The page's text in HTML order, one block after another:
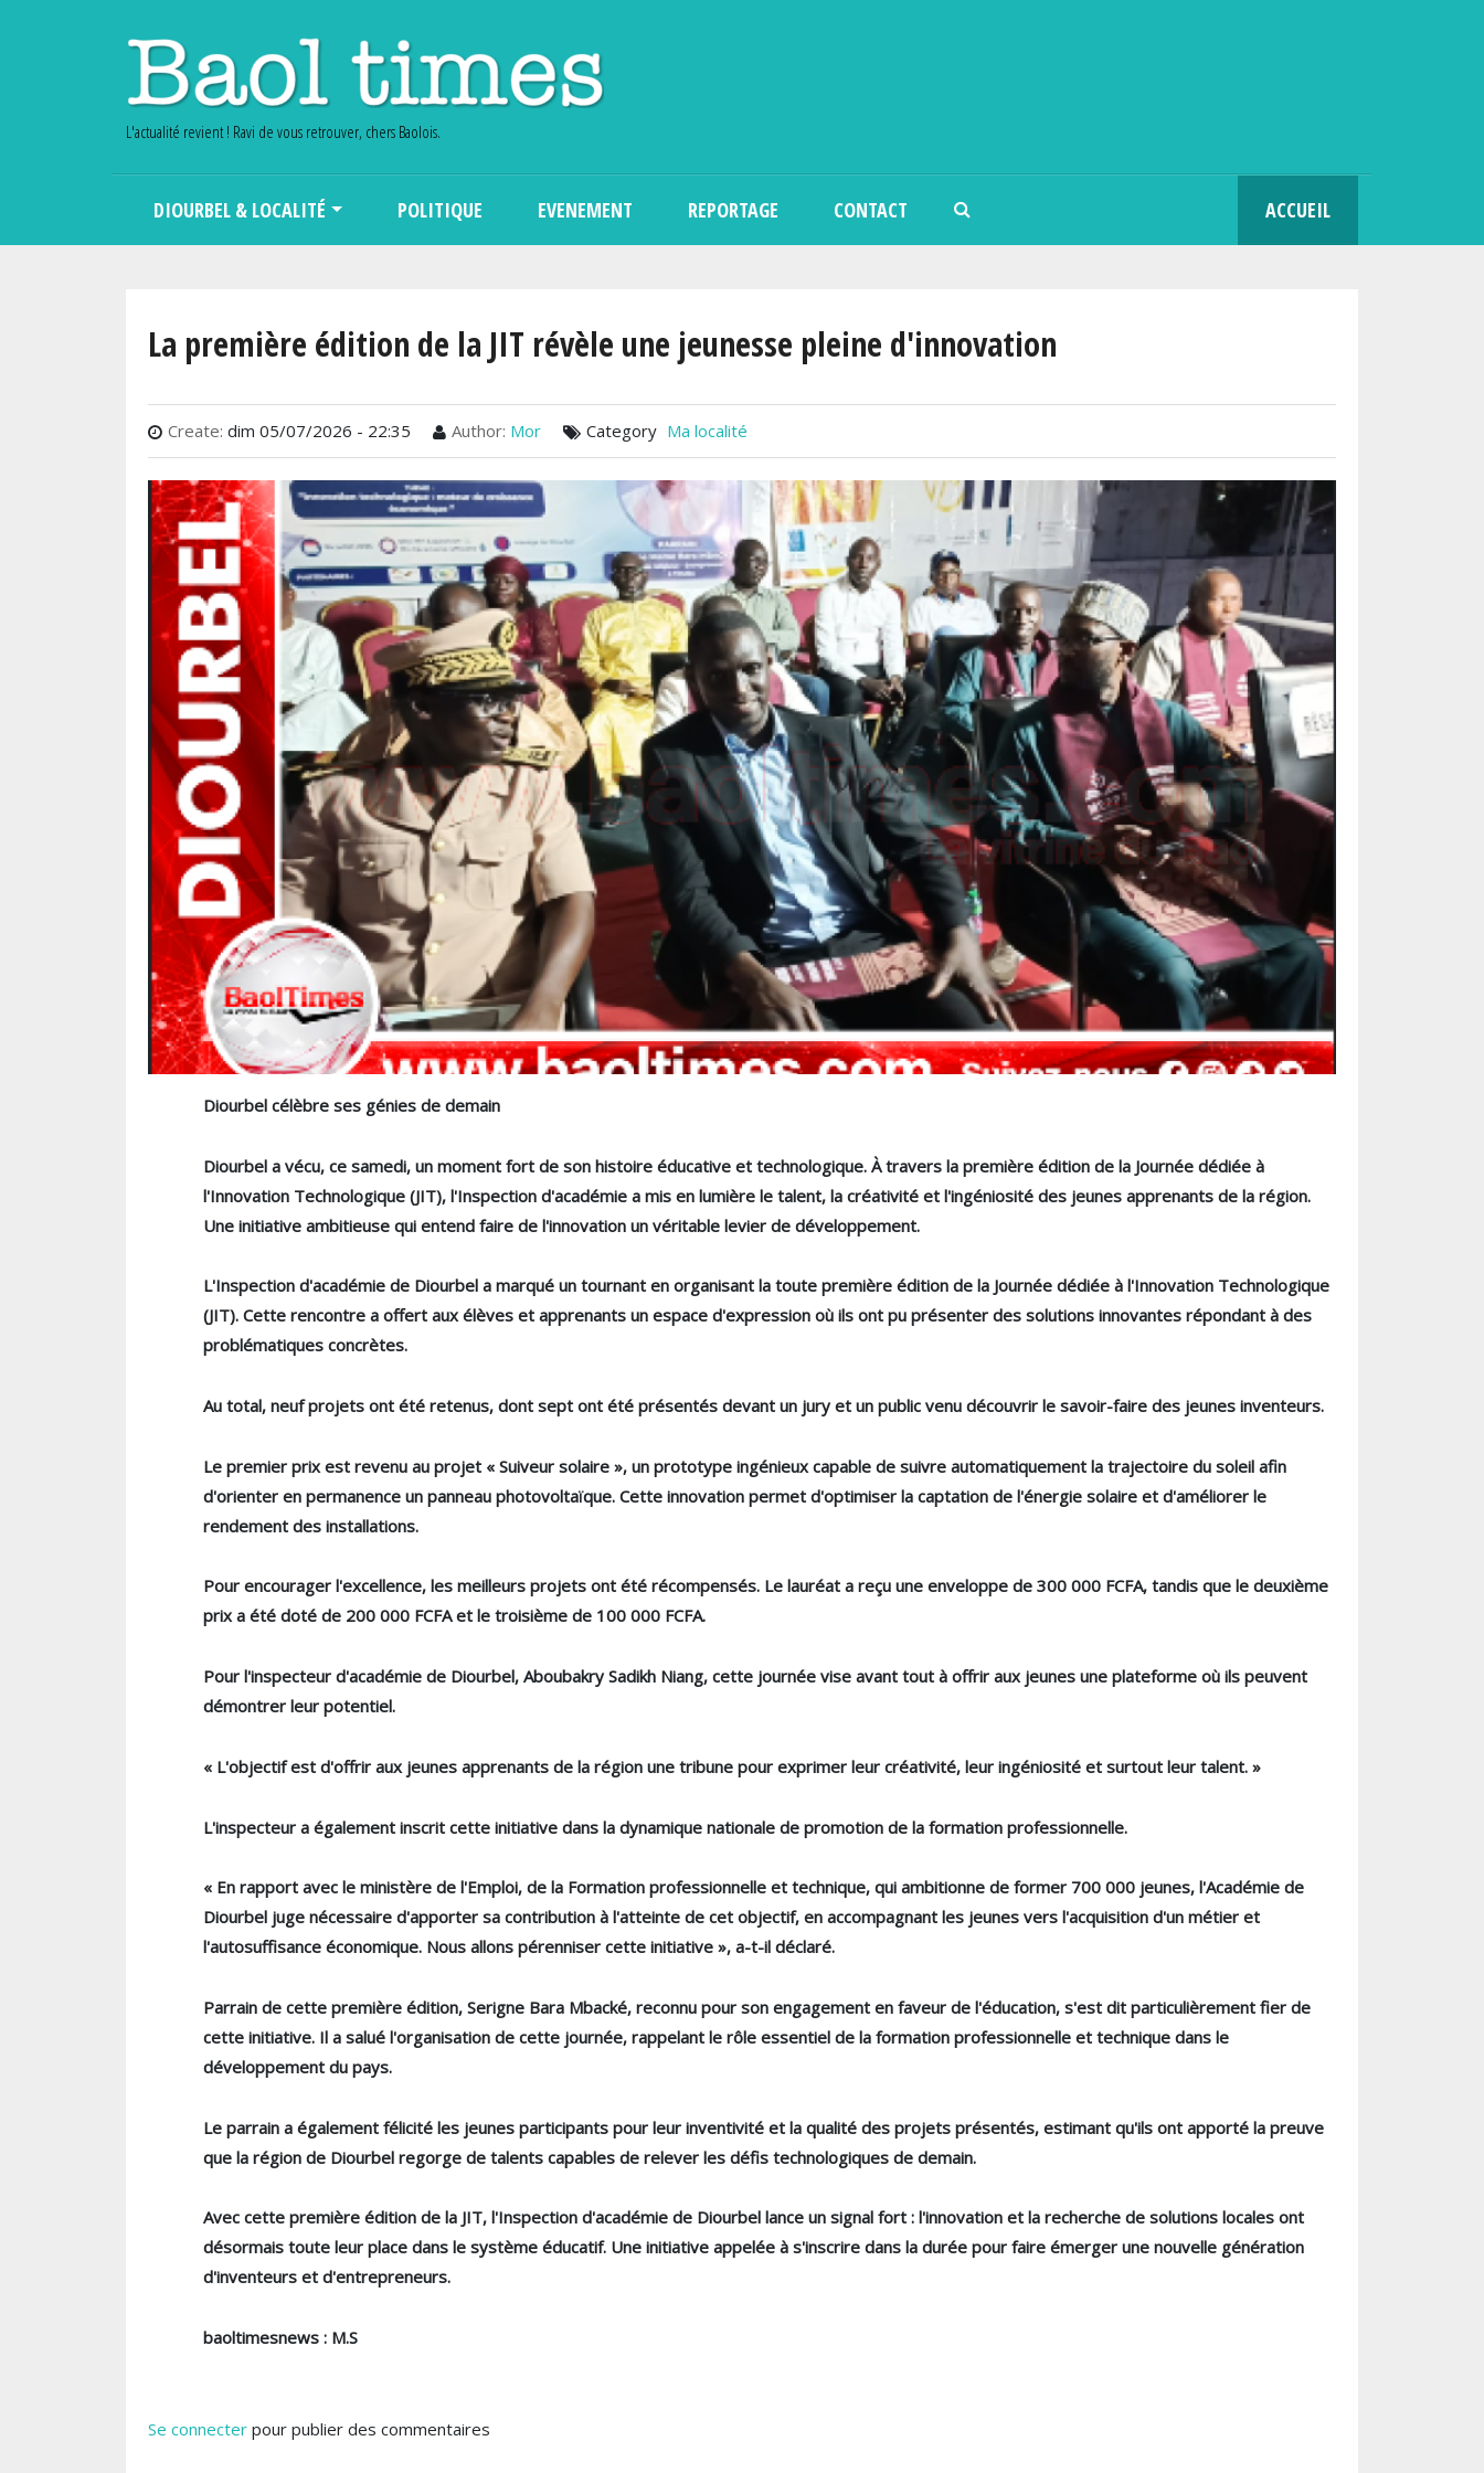
L'actualité revient ! Ravi de vous retrouver, chers Baolois.
DIOURBEL & LOCALITÉ POLITIQUE EVENEMENT REPORTAGE CONTACT ACCUEIL
La première édition de la JIT révèle une jeunesse pleine d'innovation
Create: dim 05/07/2026 - 22:35 Author: Mor Category Ma localité
Diourbel célèbre ses génies de demain
Diourbel a vécu, ce samedi, un moment fort de son histoire éducative et technologique. À travers la première édition de la Journée dédiée à
l'Innovation Technologique (JIT), l'Inspection d'académie a mis en lumière le talent, la créativité et l'ingéniosité des jeunes apprenants de la région.
Une initiative ambitieuse qui entend faire de l'innovation un véritable levier de développement.
L'Inspection d'académie de Diourbel a marqué un tournant en organisant la toute première édition de la Journée dédiée à l'Innovation Technologique
(JIT). Cette rencontre a offert aux élèves et apprenants un espace d'expression où ils ont pu présenter des solutions innovantes répondant à des
problématiques concrètes.
Au total, neuf projets ont été retenus, dont sept ont été présentés devant un jury et un public venu découvrir le savoir-faire des jeunes inventeurs.
Le premier prix est revenu au projet « Suiveur solaire », un prototype ingénieux capable de suivre automatiquement la trajectoire du soleil afin
d'orienter en permanence un panneau photovoltaïque. Cette innovation permet d'optimiser la captation de l'énergie solaire et d'améliorer le
rendement des installations.
Pour encourager l'excellence, les meilleurs projets ont été récompensés. Le lauréat a reçu une enveloppe de 300 000 FCFA, tandis que le deuxième
prix a été doté de 200 000 FCFA et le troisième de 100 000 FCFA.
Pour l'inspecteur d'académie de Diourbel, Aboubakry Sadikh Niang, cette journée vise avant tout à offrir aux jeunes une plateforme où ils peuvent
démontrer leur potentiel.
« L'objectif est d'offrir aux jeunes apprenants de la région une tribune pour exprimer leur créativité, leur ingéniosité et surtout leur talent. »
L'inspecteur a également inscrit cette initiative dans la dynamique nationale de promotion de la formation professionnelle.
« En rapport avec le ministère de l'Emploi, de la Formation professionnelle et technique, qui ambitionne de former 700 000 jeunes, l'Académie de
Diourbel juge nécessaire d'apporter sa contribution à l'atteinte de cet objectif, en accompagnant les jeunes vers l'acquisition d'un métier et
l'autosuffisance économique. Nous allons pérenniser cette initiative », a-t-il déclaré.
Parrain de cette première édition, Serigne Bara Mbacké, reconnu pour son engagement en faveur de l'éducation, s'est dit particulièrement fier de
cette initiative. Il a salué l'organisation de cette journée, rappelant le rôle essentiel de la formation professionnelle et technique dans le
développement du pays.
Le parrain a également félicité les jeunes participants pour leur inventivité et la qualité des projets présentés, estimant qu'ils ont apporté la preuve
que la région de Diourbel regorge de talents capables de relever les défis technologiques de demain.
Avec cette première édition de la JIT, l'Inspection d'académie de Diourbel lance un signal fort : l'innovation et la recherche de solutions locales ont
désormais toute leur place dans le système éducatif. Une initiative appelée à s'inscrire dans la durée pour faire émerger une nouvelle génération
d'inventeurs et d'entrepreneurs.
baoltimesnews : M.S
Se connecter pour publier des commentaires